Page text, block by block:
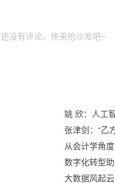
还没有评论，快来抢沙发吧~
姚 欣：人工
张津剑：“乙
从会计学角
数字化转型
大数据风起